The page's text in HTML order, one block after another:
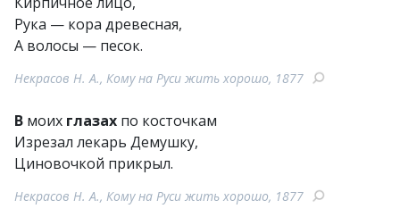
Рука — кора древесная,
А волосы — песок.
Некрасов Н. А., Кому на Руси жить хорошо, 1877
В моих глазах по косточкам
Изрезал лекарь Демушку,
Циновочкой прикрыл.
Некрасов Н. А., Кому на Руси жить хорошо, 1877